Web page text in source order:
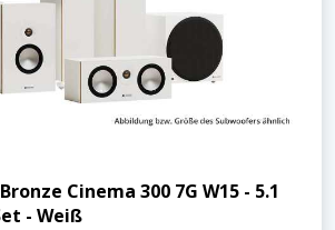
Cinema 300 7G W15 - 5.1
- Weiß